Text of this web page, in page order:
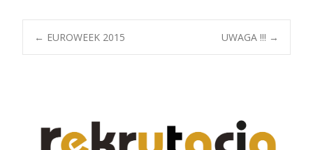
Post
← EUROWEEK 2015 UWAGA !!! →